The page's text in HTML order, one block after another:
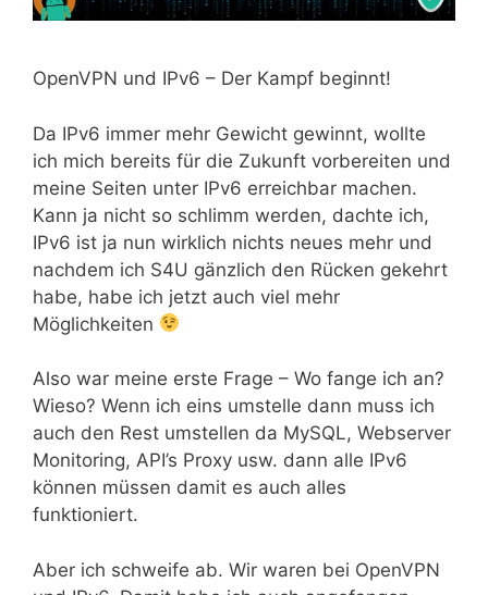
OpenVPN und IPv6 – Der Kampf beginnt!
Da IPv6 immer mehr Gewicht gewinnt, wollte
ich mich bereits für die Zukunft vorbereiten und
meine Seiten unter IPv6 erreichbar machen.
Kann ja nicht so schlimm werden, dachte ich,
IPv6 ist ja nun wirklich nichts neues mehr und
nachdem ich S4U gänzlich den Rücken gekehrt
habe, habe ich jetzt auch viel mehr
Möglichkeiten
Also war meine erste Frage – Wo fange ich an?
Wieso? Wenn ich eins umstelle dann muss ich
auch den Rest umstellen da MySQL, Webserver
Monitoring, API’s Proxy usw. dann alle IPv6
können müssen damit es auch alles
funktioniert.
Aber ich schweife ab. Wir waren bei OpenVPN